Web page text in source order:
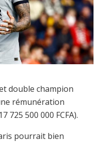
double champion
rémunération
725 500 000 FCFA).
pourrait bien